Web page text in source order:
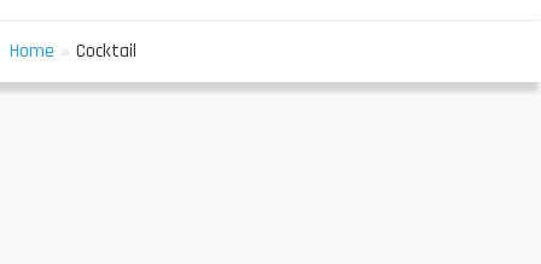
Home » Cocktail